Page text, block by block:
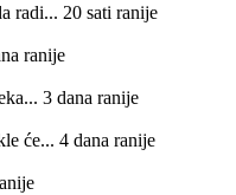
radi... 20 sati ranije
ranije
3 dana ranije
će... 4 dana ranije